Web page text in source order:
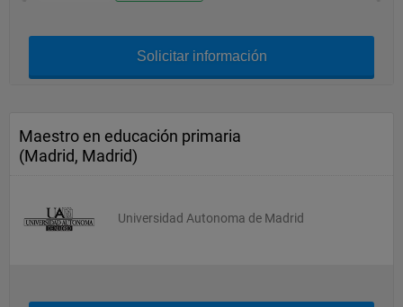
Solicitar información
Maestro en educación primaria
(Madrid, Madrid)
Universidad Autonoma de Madrid